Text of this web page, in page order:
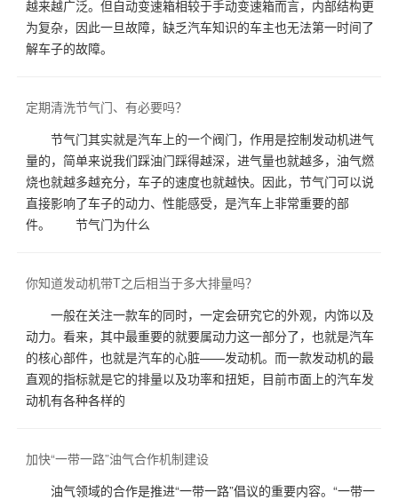
越来越广泛。但自动变速箱相较于手动变速箱而言，内部结构更
为复杂，因此一旦故障，缺乏汽车知识的车主也无法第一时间了
解车子的故障。
定期清洗节气门、有必要吗？
节气门其实就是汽车上的一个阀门，作用是控制发动机进气
量的，简单来说我们踩油门踩得越深，进气量也就越多，油气燃
烧也就越多越充分，车子的速度也就越快。因此，节气门可以说
直接影响了车子的动力、性能感受，是汽车上非常重要的部
件。 节气门为什么
你知道发动机带T之后相当于多大排量吗？
一般在关注一款车的同时，一定会研究它的外观，内饰以及
动力。看来，其中最重要的就要属动力这一部分了，也就是汽车
的核心部件，也就是汽车的心脏——发动机。而一款发动机的最
直观的指标就是它的排量以及功率和扭矩，目前市面上的汽车发
动机有各种各样的
加快“一带一路”油气合作机制建设
油气领域的合作是推进“一带一路”倡议的重要内容。“一带一